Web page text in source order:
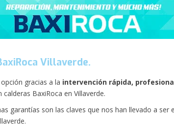
Villaverde.
gracias a la intervención rápida,
BaxiRoca en Villaverde.
garantías son las claves que nos han llevado a ser